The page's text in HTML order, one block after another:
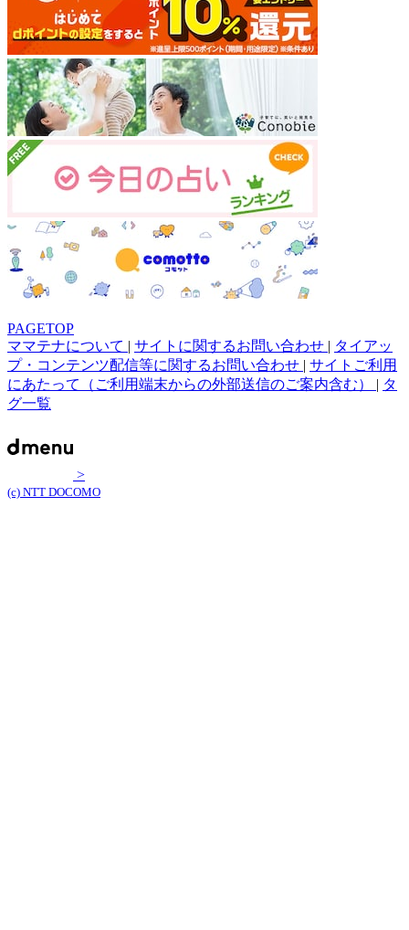
PAGETOP
ママテナについて | サイトに関するお問い合わせ | タイアッ
プ・コンテンツ配信等に関するお問い合わせ | サイトご利用
にあたって（ご利用端末からの外部送信のご案内含む） | タ
グ一覧
>
(c) NTT DOCOMO